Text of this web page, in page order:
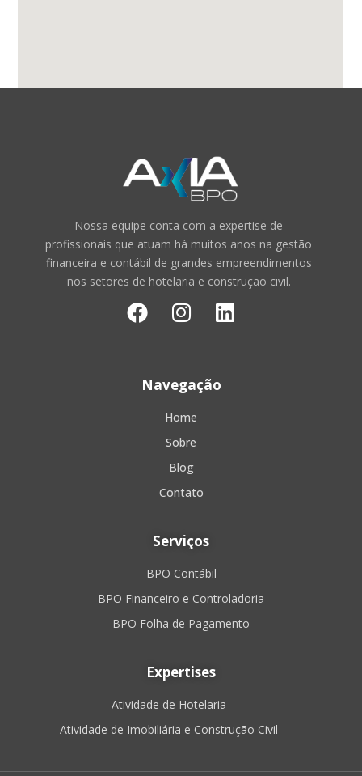
Nossa equipe conta com a expertise de
profissionais que atuam há muitos anos na gestão
financeira e contábil de grandes empreendimentos
nos setores de hotelaria e construção civil.
Navegação
Home
Sobre
Blog
Contato
Serviços
BPO Contábil
BPO Financeiro e Controladoria
BPO Folha de Pagamento
Expertises
Atividade de Hotelaria
Atividade de Imobiliária e Construção Civil